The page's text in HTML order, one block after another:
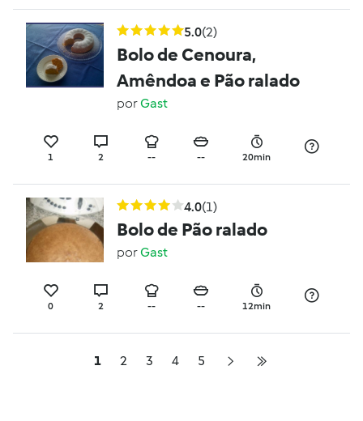
5.0(2)
Bolo de Cenoura,
Amêndoa e Pão ralado
porGast
1 2 -- -- 20min
4.0(1)
Bolo de Pão ralado
porGast
0 2 -- -- 12min
1 2 3 4 5